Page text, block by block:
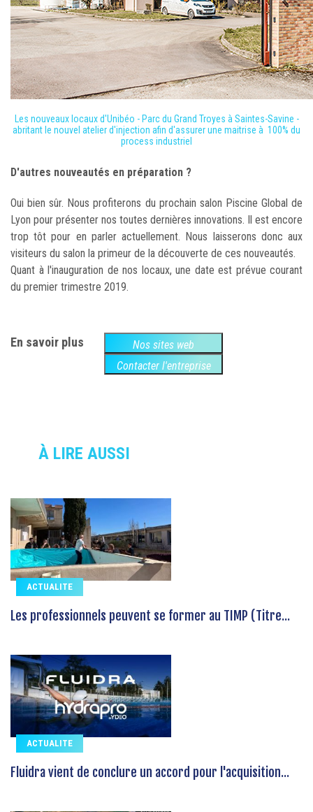
Les nouveaux locaux d'Unibéo - Parc du Grand Troyes à Saintes-Savine -
abritant le nouvel atelier d'injection afin d'assurer une maitrise à 100% du
process industriel
D'autres nouveautés en préparation ?
Oui bien sûr. Nous profiterons du prochain salon Piscine Global de
Lyon pour présenter nos toutes dernières innovations. Il est encore
trop tôt pour en parler actuellement. Nous laisserons donc aux
visiteurs du salon la primeur de la découverte de ces nouveautés.
Quant à l'inauguration de nos locaux, une date est prévue courant
du premier trimestre 2019.
En savoir plus
Nos sites web
Contacter l'entreprise
À LIRE AUSSI
ACTUALITE
Les professionnels peuvent se former au TIMP (Titre...
ACTUALITE
Fluidra vient de conclure un accord pour l'acquisition...